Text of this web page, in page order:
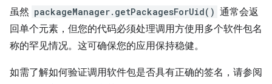
虽然 packageManager.getPackagesForUid() 通常会返
回单个元素，但您的代码必须处理调用方使用多个软件包名
称的罕见情况。这可确保您的应用保持稳健。
如需了解如何验证调用软件包是否具有正确的签名，请参阅